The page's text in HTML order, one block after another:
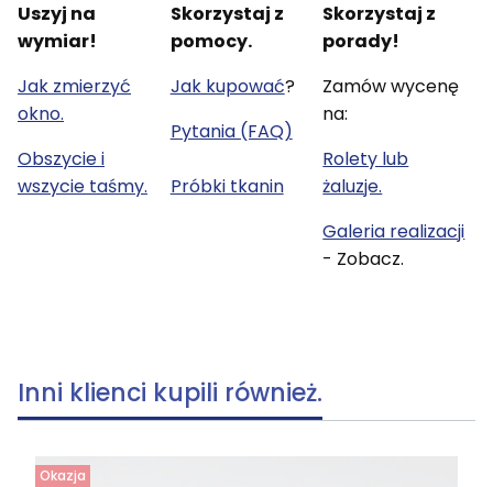
Uszyj na
wymiar!
Jak zmierzyć
okno.
Obszycie i
wszycie taśmy.
Skorzystaj z
pomocy.
Jak kupować?
Pytania (FAQ)
Próbki tkanin
Skorzystaj z
porady!
Zamów wycenę
na:
Rolety lub
żaluzje.
Galeria realizacji
- Zobacz.
Inni klienci kupili również.
Okazja